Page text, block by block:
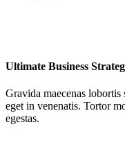
Ultimate Business
Gravida maecenas
eget in venenatis. Tortor
egestas.